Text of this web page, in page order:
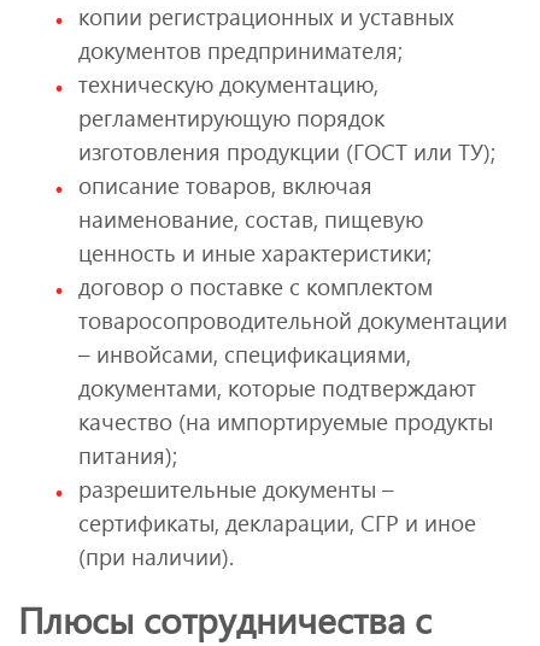
копии регистрационных и уставных
документов предпринимателя;
техническую документацию,
регламентирующую порядок
изготовления продукции (ГОСТ или ТУ);
описание товаров, включая
наименование, состав, пищевую
ценность и иные характеристики;
договор о поставке с комплектом
товаросопроводительной документации
– инвойсами, спецификациями,
документами, которые подтверждают
качество (на импортируемые продукты
питания);
разрешительные документы –
сертификаты, декларации, СГР и иное
(при наличии).
Плюсы сотрудничества с